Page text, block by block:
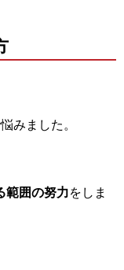
みました。
範囲の努力をしま